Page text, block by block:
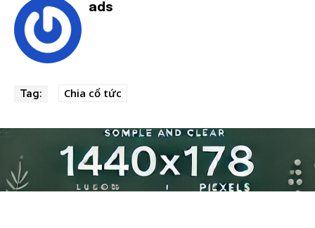
ads
Tag: Chia cổ tức